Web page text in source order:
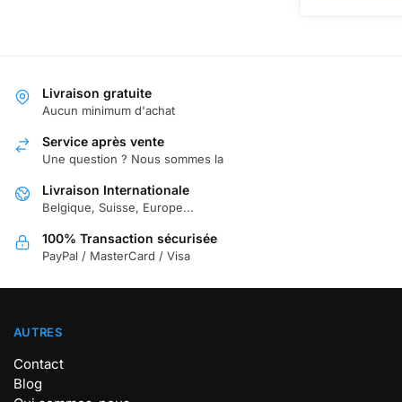
Livraison gratuite
Aucun minimum d'achat
Service après vente
Une question ? Nous sommes la
Livraison Internationale
Belgique, Suisse, Europe...
100% Transaction sécurisée
PayPal / MasterCard / Visa
AUTRES
Contact
Blog